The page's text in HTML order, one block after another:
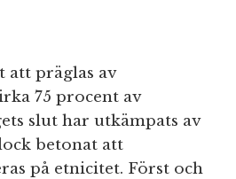
präglas av
75 procent av
slut har utkämpats av
betonat att
på etnicitet. Först och